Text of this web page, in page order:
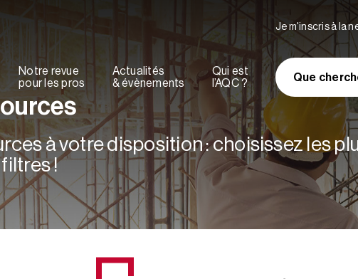
Notre revue
pour les pros
Actualités
& évènements
Qui est
l’AQC ?
Je m'inscris à la
Que
à votre disposition : choisissez les
!